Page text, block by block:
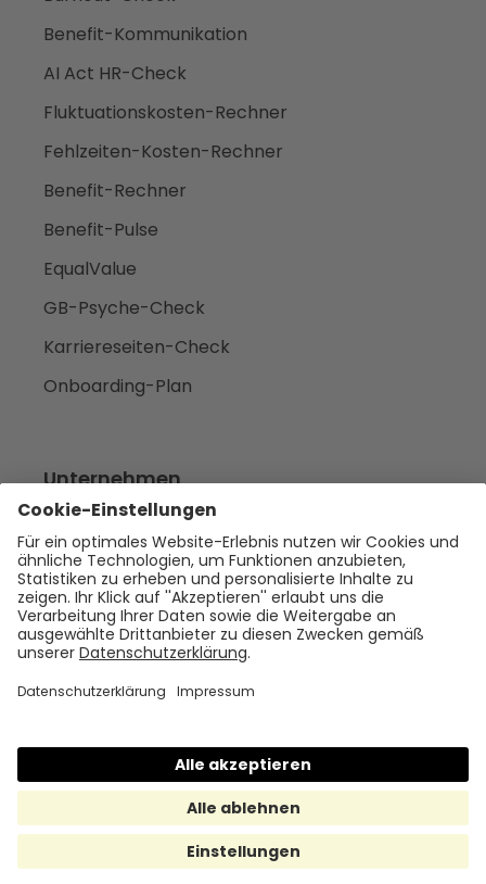
Benefit-Kommunikation
AI Act HR-Check
Fluktuationskosten-Rechner
Fehlzeiten-Kosten-Rechner
Benefit-Rechner
Benefit-Pulse
EqualValue
GB-Psyche-Check
Karriereseiten-Check
Onboarding-Plan
Unternehmen
Empfehlen
Über uns
Presse
Karriere
Rechtliches
Datenschutz